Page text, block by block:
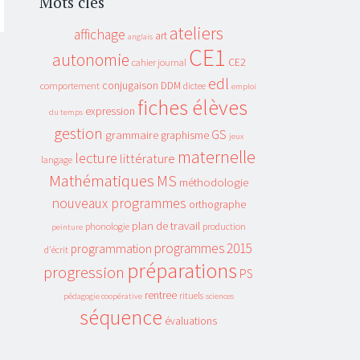
affichage anglais art ateliers
autonomie cahier journal CE1 CE2
comportement conjugaison DDM dictee edl emploi
du temps expression fiches élèves
gestion grammaire graphisme GS jeux
langage lecture littérature maternelle
Mathématiques MS méthodologie
nouveaux programmes orthographe
peinture phonologie plan de travail production
d'écrit programmation programmes 2015
progression préparations PS
pédagogie coopérative rentree rituels sciences
séquence évaluations